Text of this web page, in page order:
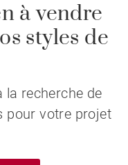
à vendre
styles de
recherche de
pour votre projet